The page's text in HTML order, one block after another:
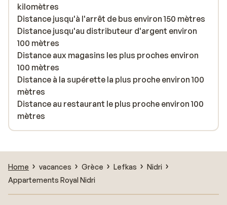
kilomètres
Distance jusqu'à l'arrêt de bus environ 150 mètres
Distance jusqu'au distributeur d'argent environ
100 mètres
Distance aux magasins les plus proches environ
100 mètres
Distance à la supérette la plus proche environ 100
mètres
Distance au restaurant le plus proche environ 100
mètres
Home vacances Grèce Lefkas
Nidri
Appartements Royal Nidri